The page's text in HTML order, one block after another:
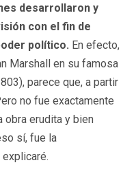
desarrollaron y
con el fin de
político. En efecto,
Marshall en su famosa
parece que, a partir
no fue exactamente
obra erudita y bien
sí, fue la